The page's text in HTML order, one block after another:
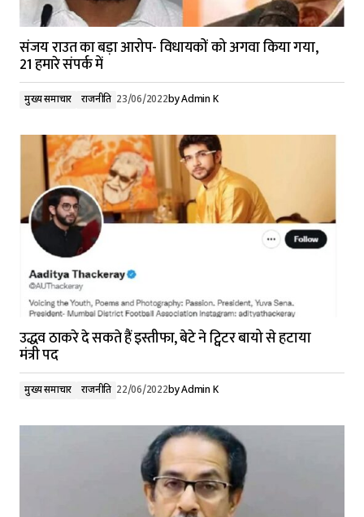
संजय राउत का बड़ा आरोप- विधायकों को अगवा किया गया,
21 हमारे संपर्क में
मुख्य समाचार राजनीति 23/06/2022byAdmin K
उद्धव ठाकरे दे सकते हैं इस्तीफा, बेटे ने ट्विटर बायो से हटाया
मंत्री पद
मुख्य समाचार राजनीति 22/06/2022byAdmin K